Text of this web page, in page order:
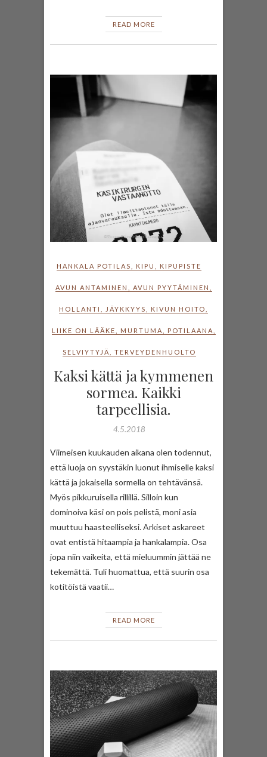
READ MORE
HANKALA POTILAS KIPU KIPUPISTE
AVUN ANTAMINEN AVUN PYYTÄMINEN
HOLLANTI JÄYKKYYS KIVUN HOITO
LIIKE ON LÄÄKE MURTUMA POTILAANA
SELVIYTYJÄ TERVEYDENHUOLTO
Kaksi kättä ja kymmenen
sormea. Kaikki
tarpeellisia.
4.5.2018
Viimeisen kuukauden aikana olen todennut,
että luoja on syystäkin luonut ihmiselle kaksi
kättä ja jokaisella sormella on tehtävänsä.
Myös pikkuruisella rillillä. Silloin kun
dominoiva käsi on pois pelistä, moni asia
muuttuu haasteelliseksi. Arkiset askareet
ovat entistä hitaampia ja hankalampia. Osa
jopa niin vaikeita, että mieluummin jättää ne
tekemättä. Tuli huomattua, että suurin osa
kotitöistä vaatii…
READ MORE